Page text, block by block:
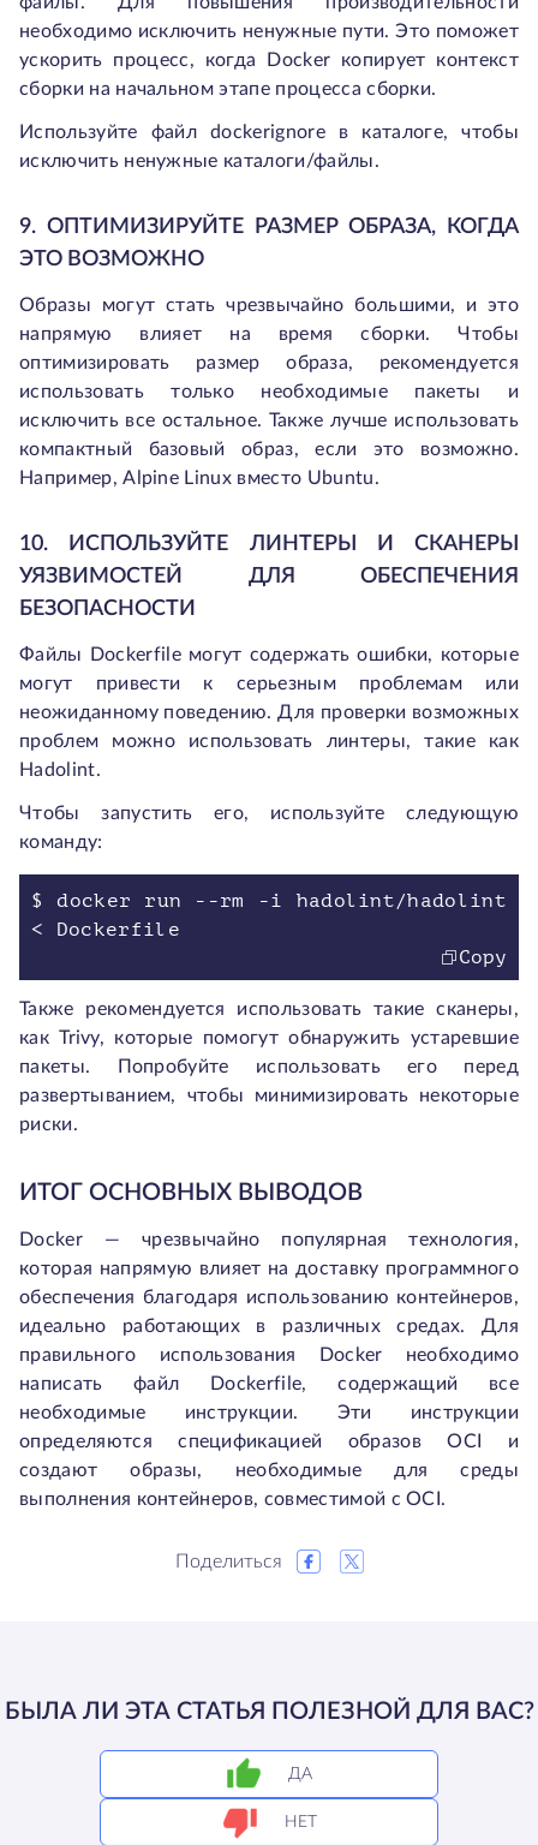
необходимо исключить ненужные пути. Это поможет
ускорить процесс, когда Docker копирует контекст
сборки на начальном этапе процесса сборки.
Используйте файл dockerignore в каталоге, чтобы
исключить ненужные каталоги/файлы.
9. ОПТИМИЗИРУЙТЕ РАЗМЕР ОБРАЗА, КОГДА
ЭТО ВОЗМОЖНО
Образы могут стать чрезвычайно большими, и это
напрямую влияет на время сборки. Чтобы
оптимизировать размер образа, рекомендуется
использовать только необходимые пакеты и
исключить все остальное. Также лучше использовать
компактный базовый образ, если это возможно.
Например, Alpine Linux вместо Ubuntu.
10. ИСПОЛЬЗУЙТЕ ЛИНТЕРЫ И СКАНЕРЫ
УЯЗВИМОСТЕЙ ДЛЯ ОБЕСПЕЧЕНИЯ
БЕЗОПАСНОСТИ
Файлы Dockerfile могут содержать ошибки, которые
могут привести к серьезным проблемам или
неожиданному поведению. Для проверки возможных
проблем можно использовать линтеры, такие как
Hadolint.
Чтобы запустить его, используйте следующую
команду:
$ docker run --rm -i hadolint/hadolint
< Dockerfile
Copy
Также рекомендуется использовать такие сканеры,
как Trivy, которые помогут обнаружить устаревшие
пакеты. Попробуйте использовать его перед
развертыванием, чтобы минимизировать некоторые
риски.
ИТОГ ОСНОВНЫХ ВЫВОДОВ
Docker — чрезвычайно популярная технология,
которая напрямую влияет на доставку программного
обеспечения благодаря использованию контейнеров,
идеально работающих в различных средах. Для
правильного использования Docker необходимо
написать файл Dockerfile, содержащий все
необходимые инструкции. Эти инструкции
определяются спецификацией образов OCI и
создают образы, необходимые для среды
выполнения контейнеров, совместимой с OCI.
Поделиться
БЫЛА ЛИ ЭТА СТАТЬЯ ПОЛЕЗНОЙ ДЛЯ ВАС?
ДА
НЕТ